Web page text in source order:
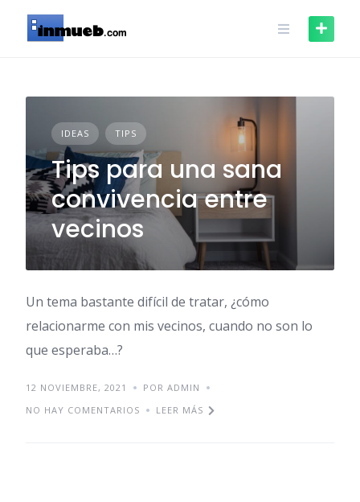
content
IDEAS TIPS
Tips para una sana
convivencia entre
vecinos
Un tema bastante difícil de tratar, ¿cómo
relacionarme con mis vecinos, cuando no son lo
que esperaba…?
12 NOVIEMBRE, 2021
POR ADMIN
NO HAY COMENTARIOS
LEER MÁS